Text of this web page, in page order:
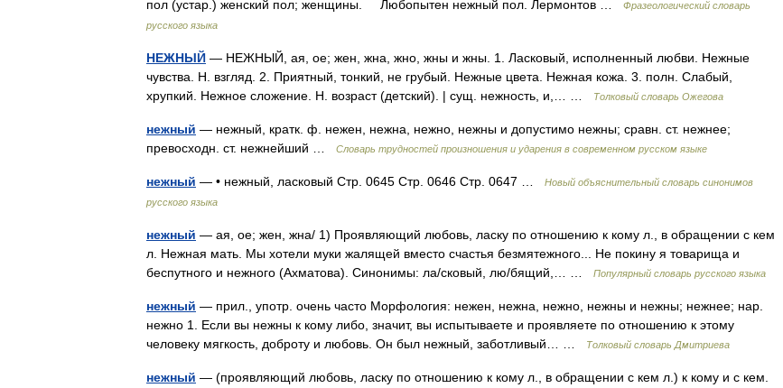
пол (устар.) женский пол; женщины. Любопытен нежный пол. Лермонтов …
Фразеологический словарь
русского языка
НЕЖНЫЙ — НЕЖНЫЙ, ая, ое; жен, жна, жно, жны и жны. 1. Ласковый, исполненный любви. Нежные
чувства. Н. взгляд. 2. Приятный, тонкий, не грубый. Нежные цвета. Нежная кожа. 3. полн. Слабый,
хрупкий. Нежное сложение. Н. возраст (детский). | сущ. нежность, и,… …
Толковый словарь Ожегова
нежный — нежный, кратк. ф. нежен, нежна, нежно, нежны и допустимо нежны; сравн. ст. нежнее;
превосходн. ст. нежнейший …
Словарь трудностей произношения и ударения в современном русском языке
нежный — • нежный, ласковый Стр. 0645 Стр. 0646 Стр. 0647 …
Новый объяснительный словарь синонимов
русского языка
нежный — ая, ое; жен, жна/ 1) Проявляющий любовь, ласку по отношению к кому л., в обращении с кем
л. Нежная мать. Мы хотели муки жалящей вместо счастья безмятежного... Не покину я товарища и
беспутного и нежного (Ахматова). Синонимы: ла/сковый, лю/бящий,… …
Популярный словарь русского языка
нежный — прил., употр. очень часто Морфология: нежен, нежна, нежно, нежны и нежны; нежнее; нар.
нежно 1. Если вы нежны к кому либо, значит, вы испытываете и проявляете по отношению к этому
человеку мягкость, доброту и любовь. Он был нежный, заботливый… …
Толковый словарь Дмитриева
нежный — (проявляющий любовь, ласку по отношению к кому л., в обращении с кем л.) к кому и с кем.